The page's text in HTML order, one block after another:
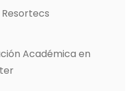
Académica en